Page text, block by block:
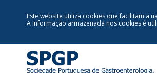
Este website utiliza cookies que facilitam a
A informação armazenada nos cookies é